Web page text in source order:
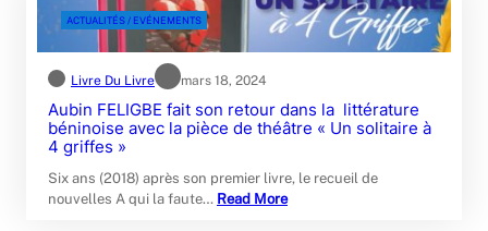
ACTUALITÉS / EVÉNEMENTS
Livre Du Livre mars 18, 2024
Aubin FELIGBE fait son retour dans la littérature
béninoise avec la pièce de théâtre « Un solitaire à
4 griffes »
Six ans (2018) après son premier livre, le recueil de
nouvelles A qui la faute… Read More